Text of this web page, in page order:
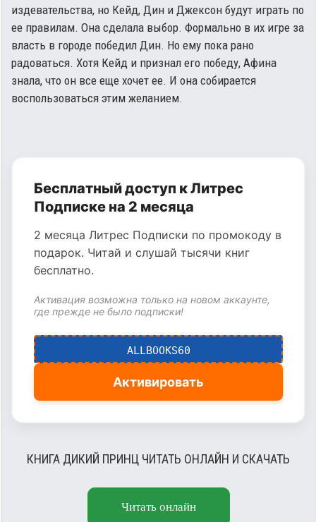
издевательства, но Кейд, Дин и Джексон будут играть по
ее правилам. Она сделала выбор. Формально в их игре за
власть в городе победил Дин. Но ему пока рано
радоваться. Хотя Кейд и признал его победу, Афина
знала, что он все еще хочет ее. И она собирается
воспользоваться этим желанием.
Бесплатный доступ к Литрес
Подписке на 2 месяца
2 месяца Литрес Подписки по промокоду в
подарок. Читай и слушай тысячи книг
бесплатно.
Активация возможна только на новом аккаунте,
где прежде не было подписки!
ALLBOOKS60
Активировать
КНИГА ДИКИЙ ПРИНЦ ЧИТАТЬ ОНЛАЙН И СКАЧАТЬ
Читать онлайн